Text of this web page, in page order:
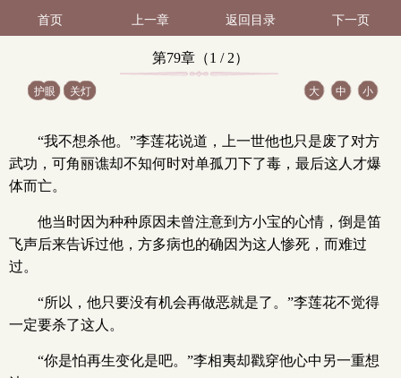
首页 上一章 返回目录 下一页
第79章（1 / 2）
护眼 关灯 大 中 小
“我不想杀他。”李莲花说道，上一世他也只是废了对方
武功，可角丽谯却不知何时对单孤刀下了毒，最后这人才爆
体而亡。
他当时因为种种原因未曾注意到方小宝的心情，倒是笛
飞声后来告诉过他，方多病也的确因为这人惨死，而难过
过。
“所以，他只要没有机会再做恶就是了。”李莲花不觉得
一定要杀了这人。
“你是怕再生变化是吧。”李相夷却戳穿他心中另一重想